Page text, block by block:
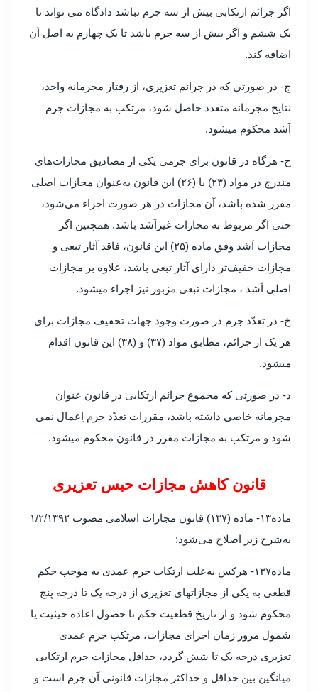
اگر جرائم ارتکابی بیش از سه جرم نباشد دادگاه می تواند تا
یک ششم و اگر بیش از سه جرم باشد تا یک چهارم به اصل آن
اضافه کند.
چ- در صورتی که در جرائم تعزیری، از رفتار مجرمانه واحد،
نتایج مجرمانه متعدد حاصل شود، مرتکب به مجازات جرم
اَشد محکوم میشود.
ح- هرگاه در قانون برای جرمی یکی از مصادیق مجازات‌های
مندرج در مواد (۲۳) یا (۲۶) این قانون به‌عنوان مجازات اصلی
مقرر شده باشد، آن مجازات‌ در هر صورت اجراء می‌شود،
حتی اگر مربوط به مجازات غیراَشد باشد. همچنین اگر
مجازات اَشد وفق ماده (۲۵) این قانون، فاقد آثار تبعی و
مجازات خفیف‌تر دارای آثار تبعی باشد، علاوه بر مجازات
اصلی اَشد ، مجازات تبعی مزبور نیز اجراء میشود.
خ- در تعدّد جرم در صورت وجود جهات تخفیف مجازات برای
هر یک از جرائم، مطابق مواد (۳۷) و (۳۸) این قانون اقدام
میشود.
د- در صورتی که مجموع جرائم ارتکابی در قانون عنوان
مجرمانه خاصی داشته باشد، مقررات تعدّد جرم اِعمال نمی
شود و مرتکب به مجازات مقرر در قانون محکوم میشود.
قانون کاهش مجازات حبس تعزیری
ماده۱۳- ماده (۱۳۷) قانون مجازات اسلامی مصوب ۱/۲/۱۳۹۲
به‌شرح زیر اصلاح می‌شود:
ماده۱۳۷- هرکس به‌علت ارتکاب جرم عمدی به موجب حکم
قطعی به یکی از مجازاتهای تعزیری از درجه یک تا درجه پنج
محکوم شود و از تاریخ قطعیت حکم تا حصول اعاده حیثیت یا
شمول مرور زمان اجرای مجازات، مرتکب جرم عمدی
تعزیری درجه یک تا شش گردد، حداقل مجازات جرم ارتکابی
میانگین بین حداقل و حداکثر مجازات قانونی آن جرم است و